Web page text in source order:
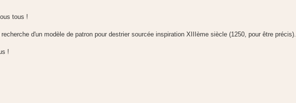
tous !
d'un modèle de patron pour destrier sourcée inspiration XIIIème siècle (1250, pour être précis).
!